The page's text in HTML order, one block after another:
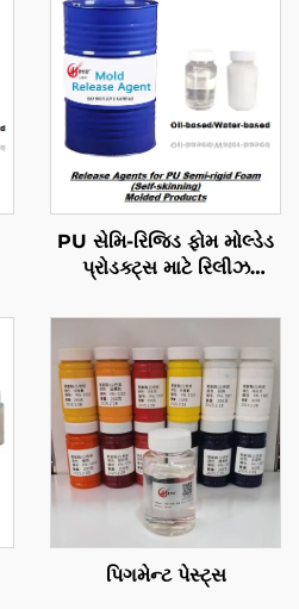
PU સેમિ-રિજિડ ફોમ મોલ્ડેડ
પ્રોડક્ટ્સ માટે રિલીઝ
પિગમેન્ટ પેસ્ટ્સ